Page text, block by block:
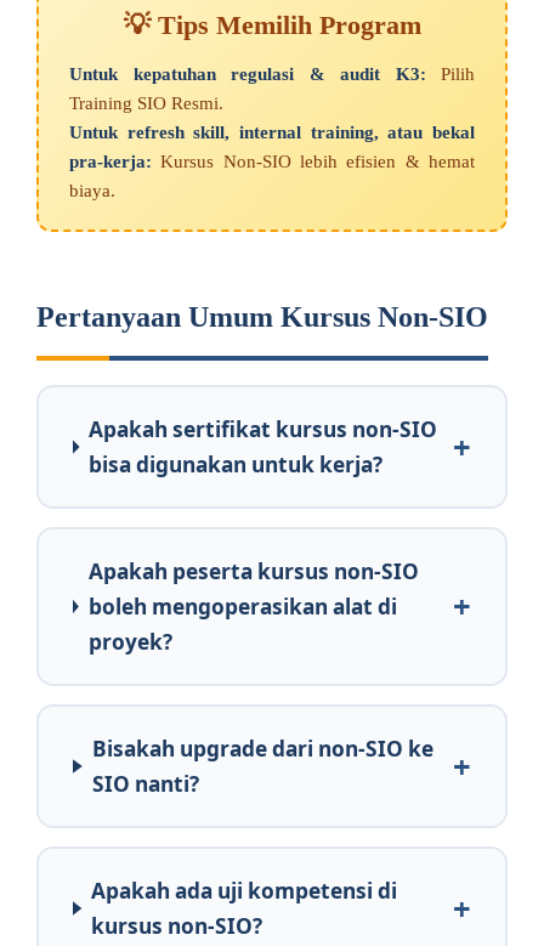
💡 Tips Memilih Program
Untuk kepatuhan regulasi & audit K3: Pilih
Training SIO Resmi.
Untuk refresh skill, internal training, atau bekal
pra-kerja: Kursus Non-SIO lebih efisien & hemat
biaya.
Pertanyaan Umum Kursus Non-SIO
Apakah sertifikat kursus non-SIO
bisa digunakan untuk kerja?
Apakah peserta kursus non-SIO
boleh mengoperasikan alat di
proyek?
Bisakah upgrade dari non-SIO ke
SIO nanti?
Apakah ada uji kompetensi di
kursus non-SIO?